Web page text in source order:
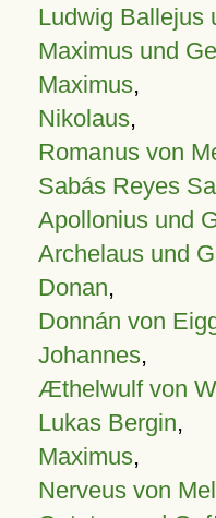
Ludwig Ballejus
Maximus und
Maximus,
Nikolaus,
Romanus von
Sabás Reyes
Apollonius und
Archelaus und
Donan,
Donnán von
Johannes,
Æthelwulf von
Lukas Bergin,
Maximus,
Nerveus von